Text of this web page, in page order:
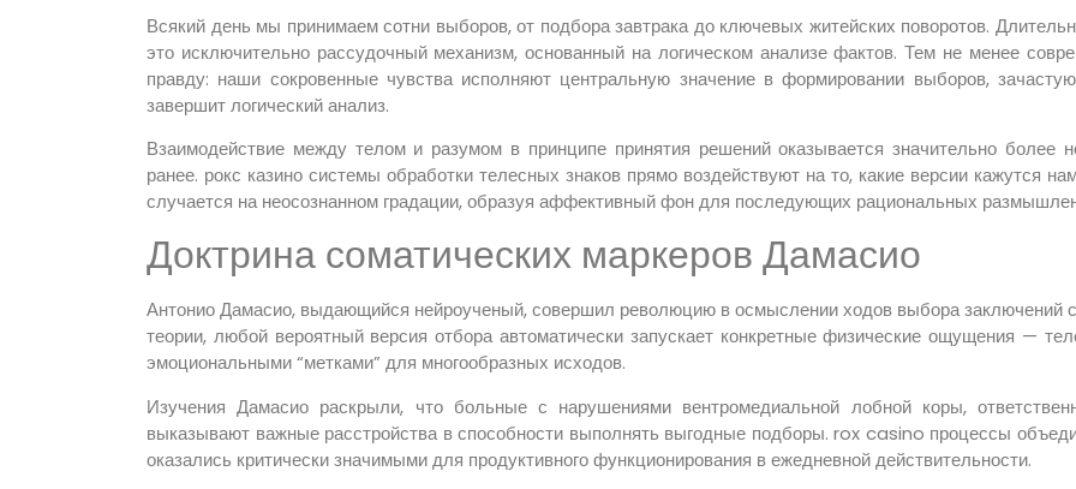
Всякий день мы принимаем сотни выборов, от подбора завтрака до ключевых житейских поворотов.
это исключительно рассудочный механизм, основанный на логическом анализе фактов. Тем не менее
правду: наши сокровенные чувства исполняют центральную значение в формировании выборов,
завершит логический анализ.
Взаимодействие между телом и разумом в принципе принятия решений оказывается значительно более
ранее. рокс казино системы обработки телесных знаков прямо воздействуют на то, какие версии кажутся
случается на неосознанном градации, образуя аффективный фон для последующих рациональных
Доктрина соматических маркеров Дамасио
Антонио Дамасио, выдающийся нейроученый, совершил революцию в осмыслении ходов выбора заключений
теории, любой вероятный версия отбора автоматически запускает конкретные физические ощущения —
эмоциональными “метками” для многообразных исходов.
Изучения Дамасио раскрыли, что больные с нарушениями вентромедиальной лобной коры,
выказывают важные расстройства в способности выполнять выгодные подборы. rox casino процессы
оказались критически значимыми для продуктивного функционирования в ежедневной действительности.